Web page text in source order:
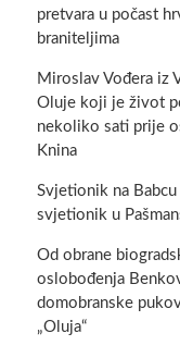
pretvara u počast
braniteljima
Miroslav Vođera iz
Oluje koji je život
nekoliko sati prije
Knina
Svjetionik na
svjetionik u
Od obrane
oslobođenja
domobranske
„Oluja“